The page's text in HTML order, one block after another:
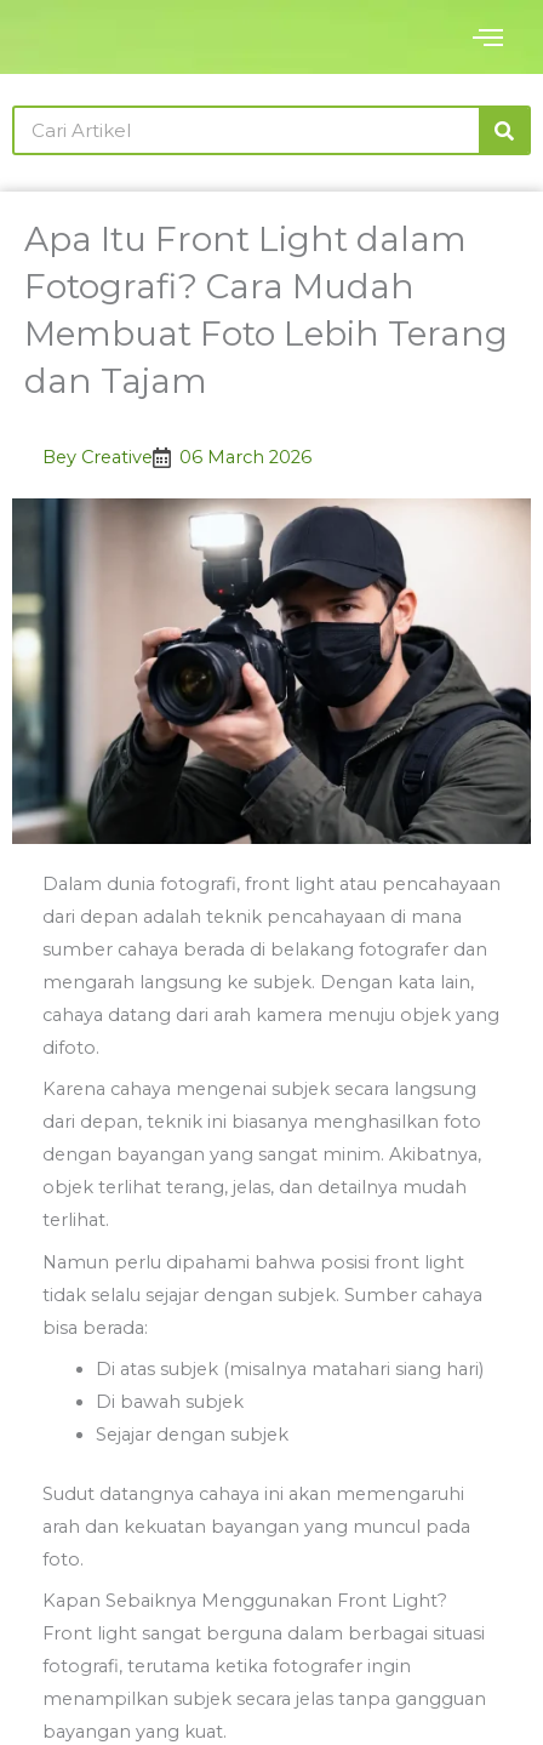
content
Search
Apa Itu Front Light dalam
Fotografi? Cara Mudah
Membuat Foto Lebih Terang
dan Tajam
Bey Creative 06 March 2026
Dalam dunia fotografi, front light atau pencahayaan
dari depan adalah teknik pencahayaan di mana
sumber cahaya berada di belakang fotografer dan
mengarah langsung ke subjek. Dengan kata lain,
cahaya datang dari arah kamera menuju objek yang
difoto.
Karena cahaya mengenai subjek secara langsung
dari depan, teknik ini biasanya menghasilkan foto
dengan bayangan yang sangat minim. Akibatnya,
objek terlihat terang, jelas, dan detailnya mudah
terlihat.
Namun perlu dipahami bahwa posisi front light
tidak selalu sejajar dengan subjek. Sumber cahaya
bisa berada:
Di atas subjek (misalnya matahari siang hari)
Di bawah subjek
Sejajar dengan subjek
Sudut datangnya cahaya ini akan memengaruhi
arah dan kekuatan bayangan yang muncul pada
foto.
Kapan Sebaiknya Menggunakan Front Light?
Front light sangat berguna dalam berbagai situasi
fotografi, terutama ketika fotografer ingin
menampilkan subjek secara jelas tanpa gangguan
bayangan yang kuat.